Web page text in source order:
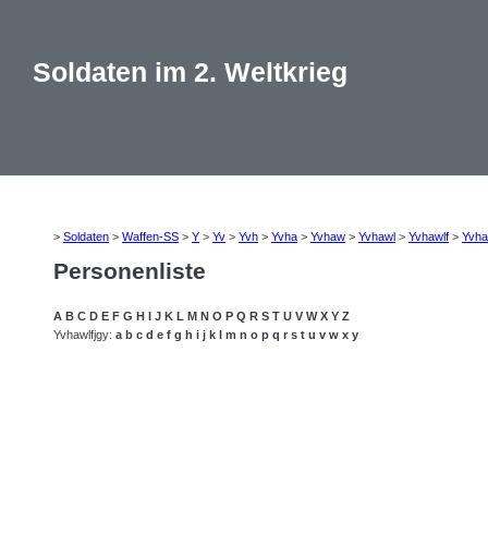
Soldaten im 2. Weltkrieg
> Soldaten > Waffen-SS > Y > Yv > Yvh > Yvha > Yvhaw > Yvhawl > Yvhawlf >
Personenliste
A B C D E F G H I J K L M N O P Q R S T U V W X Y Z
Yvhawlfjgy: a b c d e f g h i j k l m n o p q r s t u v w x y